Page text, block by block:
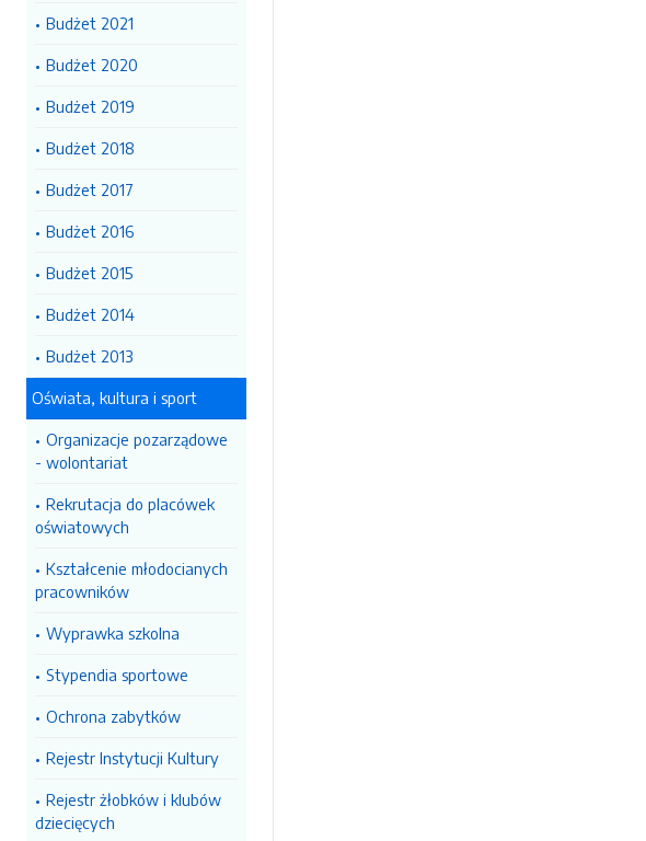
Budżet 2021
Budżet 2020
Budżet 2019
Budżet 2018
Budżet 2017
Budżet 2016
Budżet 2015
Budżet 2014
Budżet 2013
Oświata, kultura i sport
Organizacje pozarządowe
- wolontariat
Rekrutacja do placówek
oświatowych
Kształcenie młodocianych
pracowników
Wyprawka szkolna
Stypendia sportowe
Ochrona zabytków
Rejestr Instytucji Kultury
Rejestr żłobków i klubów
dziecięcych